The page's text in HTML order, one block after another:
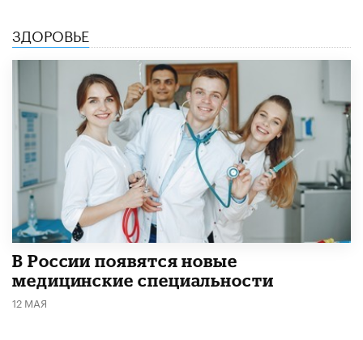
ЗДОРОВЬЕ
В России появятся новые
медицинские специальности
12 МАЯ